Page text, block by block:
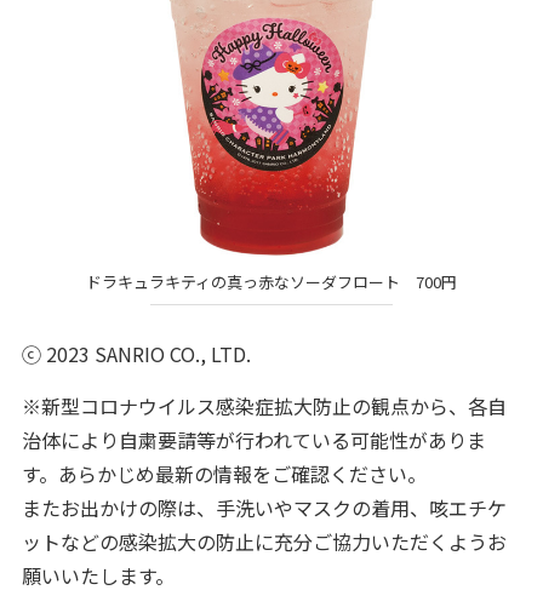
ドラキュラキティの真っ赤なソーダフロート 700円
ⓒ 2023 SANRIO CO., LTD.
※新型コロナウイルス感染症拡大防止の観点から、各自
治体により自粛要請等が行われている可能性がありま
す。あらかじめ最新の情報をご確認ください。
またお出かけの際は、手洗いやマスクの着用、咳エチケ
ットなどの感染拡大の防止に充分ご協力いただくようお
願いいたします。